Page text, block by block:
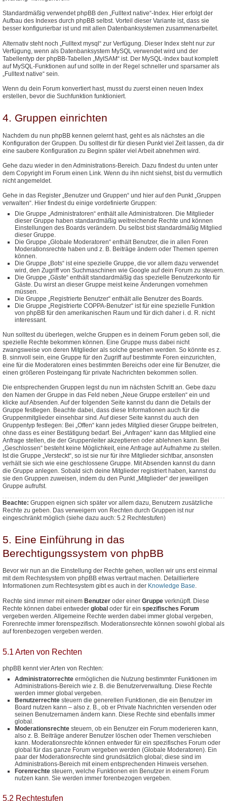
Standardmäßig verwendet phpBB den „Fulltext native“-Index. Hier erfolgt der
Aufbau des Indexes durch phpBB selbst. Vorteil dieser Variante ist, dass sie
besser konfigurierbar ist und mit allen Datenbanksystemen zusammenarbeitet.
Alternativ steht noch „Fulltext mysql“ zur Verfügung. Dieser Index steht nur zur
Verfügung, wenn als Datenbanksystem MySQL verwendet wird und der
Tabellentyp der phpBB-Tabellen „MyISAM“ ist. Der MySQL-Index baut komplett
auf MySQL-Funktionen auf und sollte in der Regel schneller und sparsamer als
„Fulltext native“ sein.
Wenn du dein Forum konvertiert hast, musst du zuerst einen neuen Index
erstellen, bevor die Suchfunktion funktioniert.
4. Gruppen einrichten
Nachdem du nun phpBB kennen gelernt hast, geht es als nächstes an die
Konfiguration der Gruppen. Du solltest dir für diesen Punkt viel Zeit lassen, da dir
eine saubere Konfiguration zu Beginn später viel Arbeit abnehmen wird.
Gehe dazu wieder in den Administrations-Bereich. Dazu findest du unten unter
dem Copyright im Forum einen Link. Wenn du ihn nicht siehst, bist du vermutlich
nicht angemeldet.
Gehe in das Register „Benutzer und Gruppen“ und hier auf den Punkt „Gruppen
verwalten“. Hier findest du einige vordefinierte Gruppen:
Die Gruppe „Administratoren“ enthält alle Administratoren. Die Mitglieder
dieser Gruppe haben standardmäßig weitreichende Rechte und können
Einstellungen des Boards verändern. Du selbst bist standardmäßig Mitglied
dieser Gruppe.
Die Gruppe „Globale Moderatoren“ enthält Benutzer, die in allen Foren
Moderationsrechte haben und z. B. Beiträge ändern oder Themen sperren
können.
Die Gruppe „Bots“ ist eine spezielle Gruppe, die vor allem dazu verwendet
wird, den Zugriff von Suchmaschinen wie Google auf dein Forum zu steuern.
Die Gruppe „Gäste“ enthält standardmäßig das spezielle Benutzerkonto für
Gäste. Du wirst an dieser Gruppe meist keine Änderungen vornehmen
müssen.
Die Gruppe „Registrierte Benutzer“ enthält alle Benutzer des Boards.
Die Gruppe „Registrierte COPPA-Benutzer“ ist für eine spezielle Funktion
von phpBB für den amerikanischen Raum und für dich daher i. d. R. nicht
interessant.
Nun solltest du überlegen, welche Gruppen es in deinem Forum geben soll, die
spezielle Rechte bekommen können. Eine Gruppe muss dabei nicht
zwangsweise von deren Mitglieder als solche gesehen werden. So könnte es z.
B. sinnvoll sein, eine Gruppe für den Zugriff auf bestimmte Foren einzurichten,
eine für die Moderatoren eines bestimmten Bereichs oder eine für Benutzer, die
einen größeren Posteingang für private Nachrichten bekommen sollen.
Die entsprechenden Gruppen legst du nun im nächsten Schritt an. Gebe dazu
den Namen der Gruppe in das Feld neben „Neue Gruppe erstellen“ ein und
klicke auf Absenden. Auf der folgenden Seite kannst du dann die Details der
Gruppe festlegen. Beachte dabei, dass diese Informationen auch für die
Gruppenmitglieder einsehbar sind. Auf dieser Seite kannst du auch den
Gruppentyp festlegen: Bei „Offen“ kann jedes Mitglied dieser Gruppe beitreten,
ohne dass es einer Bestätigung bedarf. Bei „Anfragen“ kann das Mitglied eine
Anfrage stellen, die der Gruppenleiter akzeptieren oder ablehnen kann. Bei
„Geschlossen“ besteht keine Möglichkeit, eine Anfrage auf Aufnahme zu stellen.
Ist die Gruppe „Versteckt“, so ist sie nur für ihre Mitglieder sichtbar, ansonsten
verhält sie sich wie eine geschlossene Gruppe. Mit Absenden kannst du dann
die Gruppe anlegen. Sobald sich deine Mitglieder registriert haben, kannst du
sie den Gruppen zuweisen, indem du den Punkt „Mitglieder“ der jeweiligen
Gruppe aufrufst.
Beachte: Gruppen eignen sich später vor allem dazu, Benutzern zusätzliche
Rechte zu geben. Das verweigern von Rechten durch Gruppen ist nur
eingeschränkt möglich (siehe dazu auch: 5.2 Rechtestufen)
5. Eine Einführung in das
Berechtigungssystem von phpBB
Bevor wir nun an die Einstellung der Rechte gehen, wollen wir uns erst einmal
mit dem Rechtesystem von phpBB etwas vertraut machen. Detailliertere
Informationen zum Rechtesystem gibt es auch in der Knowledge Base.
Rechte sind immer mit einem Benutzer oder einer Gruppe verknüpft. Diese
Rechte können dabei entweder global oder für ein spezifisches Forum
vergeben werden. Allgemeine Rechte werden dabei immer global vergeben,
Forenrechte immer forenspezifisch. Moderationsrechte können sowohl global als
auf forenbezogen vergeben werden.
5.1 Arten von Rechten
phpBB kennt vier Arten von Rechten:
Administratorrechte ermöglichen die Nutzung bestimmter Funktionen im
Administrations-Bereich wie z. B. die Benutzerverwaltung. Diese Rechte
werden immer global vergeben.
Benutzerrechte steuern die generellen Funktionen, die ein Benutzer im
Board nutzen kann – also z. B., ob er Private Nachrichten versenden oder
seinen Benutzernamen ändern kann. Diese Rechte sind ebenfalls immer
global.
Moderationsrechte steuern, ob ein Benutzer ein Forum moderieren kann,
also z. B. Beiträge anderer Benutzer löschen oder Themen verschieben
kann. Moderationsrechte können entweder für ein spezifisches Forum oder
global für das ganze Forum vergeben werden (Globale Moderatoren). Ein
paar der Moderationsrechte sind grundsätzlich global; diese sind im
Administrations-Bereich mit einem entsprechenden Hinweis versehen.
Forenrechte steuern, welche Funktionen ein Benutzer in einem Forum
nutzen kann. Sie werden immer forenbezogen vergeben.
5.2 Rechtestufen